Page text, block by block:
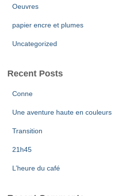
Oeuvres
papier encre et plumes
Uncategorized
Recent Posts
Conne
Une aventure haute en couleurs
Transition
21h45
L’heure du café